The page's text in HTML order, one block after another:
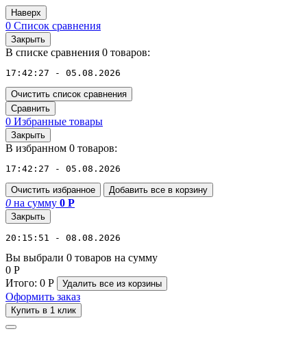
Наверх
0 Список сравнения
Закрыть
В списке сравнения 0 товаров:
17:42:27 - 05.08.2026
Очистить список сравнения
Сравнить
0 Избранные товары
Закрыть
В избранном 0 товаров:
17:42:27 - 05.08.2026
Очистить избранное Добавить все в корзину
0 на сумму 0 Р
Закрыть
20:15:51 - 08.08.2026
Вы выбрали 0 товаров на сумму
0 Р
Итого: 0 Р Удалить все из корзины
Оформить заказ
Купить в 1 клик